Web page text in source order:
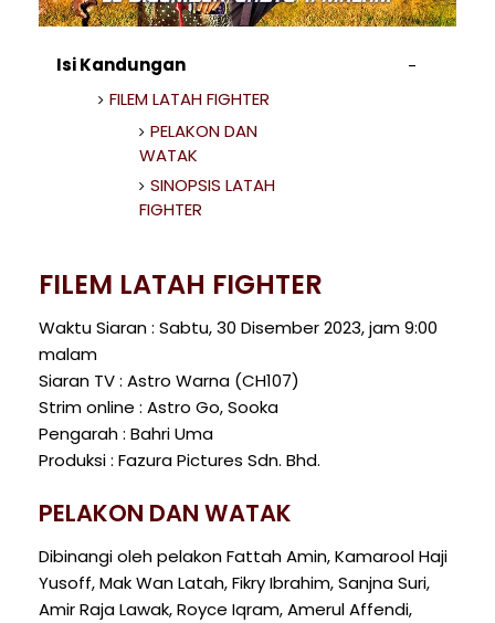
Isi Kandungan
FILEM LATAH FIGHTER
PELAKON DAN
WATAK
SINOPSIS LATAH
FIGHTER
FILEM LATAH FIGHTER
Waktu Siaran : Sabtu, 30 Disember 2023, jam 9:00
malam
Siaran TV : Astro Warna (CH107)
Strim online : Astro Go, Sooka
Pengarah : Bahri Uma
Produksi : Fazura Pictures Sdn. Bhd.
PELAKON DAN WATAK
Dibinangi oleh pelakon Fattah Amin, Kamarool Haji
Yusoff, Mak Wan Latah, Fikry Ibrahim, Sanjna Suri,
Amir Raja Lawak, Royce Iqram, Amerul Affendi,